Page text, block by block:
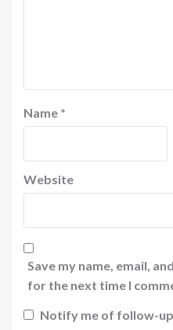
Name *
Website
Save my name, email,
for the next time I
Notify me of follow-up